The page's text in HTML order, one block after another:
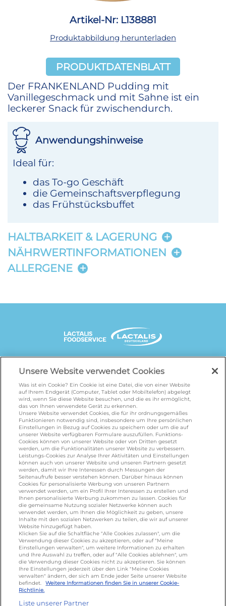
Artikel-Nr: L138881
Produktabbildung herunterladen
PRODUKTDATENBLATT
Der FRANKENLAND Pudding mit
Vanillegeschmack und mit Sahne ist ein
leckerer Snack für zwischendurch.
Anwendungshinweise
Ideal für:
das To-go Geschäft
die Gemeinschaftsverpflegung
das Frühstücksbuffet
HALTBARKEIT & LAGERUNG
NÄHRWERTINFORMATIONEN
ALLERGENE
UNSERE MARKENSEITEN
galbani.de/leerdammer.de/president.de
salakis.de/frankenland.com/
omiramilch.de/minusl.de
KONTAKT
foodservice.info@de.lactalis.com
Lactalis Deutschland GmbH - Tel: +49 (0)751
887 366 /lactalis.de
Omira Bodenseemilch GmbH - Tel: +49
(0)751 887 366 /omira.de
Unsere Website verwendet Cookies
Was ist ein Cookie? Ein Cookie ist eine Datei, die von einer Website
auf Ihrem Endgerät (Computer, Tablet oder Mobiltelefon) abgelegt
wird, wenn Sie diese Website besuchen, und die es ihr ermöglicht,
das von Ihnen verwendete Gerät zu erkennen.
Unsere Website verwendet Cookies, die für ihr ordnungsgemäßes
Funktionieren notwendig sind, insbesondere um Ihre persönlichen
Einstellungen in Bezug auf Cookies zu speichern oder um die auf
unserer Website verfügbaren Formulare auszufüllen. Funktions-
Cookies können von unserer Website oder von Dritten gesetzt
werden, um die Funktionalitäten unserer Website zu verbessern.
Leistungs-Cookies zur Analyse Ihrer Aktivitäten und Einstellungen
können auch von unserer Website und unseren Partnern gesetzt
werden, damit wir Ihre Interessen durch Messungen der
Seitenaufrufe besser verstehen können. Darüber hinaus können
Cookies für personalisierte Werbung von unseren Partnern
verwendet werden, um ein Profil Ihrer Interessen zu erstellen und
Ihnen personalisierte Werbung zukommen zu lassen. Cookies für
die gemeinsame Nutzung sozialer Netzwerke können auch
verwendet werden, um Ihnen die Möglichkeit zu geben, unsere
Inhalte mit den sozialen Netzwerken zu teilen, die wir auf unserer
Website hinzugefügt haben.
Klicken Sie auf die Schaltfläche "Alle Cookies zulassen", um die
Verwendung dieser Cookies zu akzeptieren, oder auf "Meine
Einstellungen verwalten", um weitere Informationen zu erhalten
und Ihre Auswahl zu treffen, oder auf "Alle Cookies ablehnen", um
die Verwendung dieser Cookies nicht zu akzeptieren. Sie können
Ihre Einstellungen jederzeit über den Link "Meine Cookies
verwalten" ändern, der sich am Ende jeder Seite unserer Website
befindet.
Weitere Informationen finden Sie in unserer Cookie-
Richtlinie.
Liste unserer Partner